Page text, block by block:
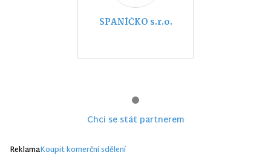
SPANÍČKO s.r.o.
Chci se stát partnerem
ReklamaKoupit komerční sdělení